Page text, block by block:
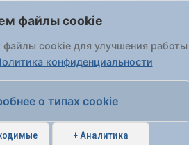
и организаций, поступившие на
быть рассмотрены на основании
от 02.05.2006 № 59-ФЗ. Обращения
через
портал «Госуслуги» (ЕПГУ)
предъявлении паспорта.
обработки персональных данных
файлы cookie
файлы cookie для улучшения работы
конфиденциальности
о типах cookie
+ Аналитика